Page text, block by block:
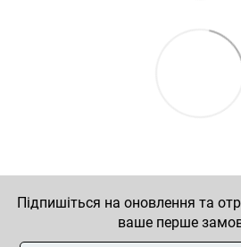
Підпишіться на оновлення та
ваше перше